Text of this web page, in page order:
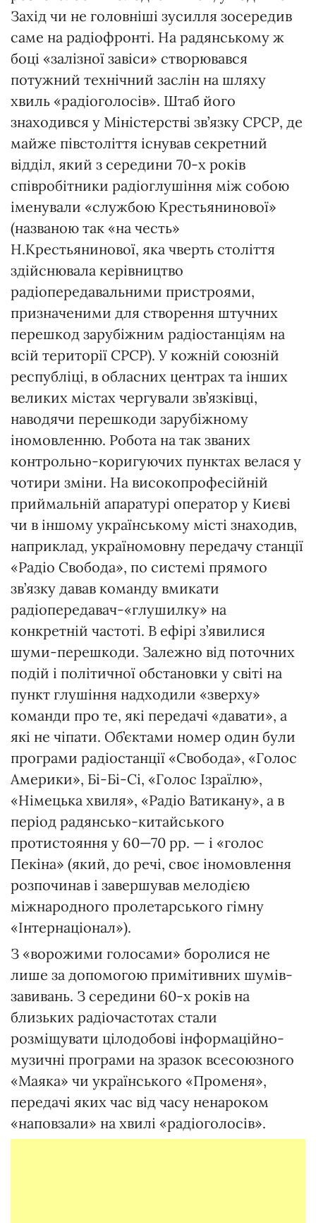
Захід чи не головніші зусилля зосередив
саме на радіофронті. На радянському ж
боці «залізної завіси» створювався
потужний технічний заслін на шляху
хвиль «радіоголосів». Штаб його
знаходився у Міністерстві зв’язку СРСР, де
майже півстоліття існував секретний
відділ, який з середини 70-х років
співробітники радіоглушіння між собою
іменували «службою Крестьянинової»
(названою так «на честь»
Н.Крестьянинової, яка чверть століття
здійснювала керівництво
радіопередавальними пристроями,
призначеними для створення штучних
перешкод зарубіжним радіостанціям на
всій території СРСР). У кожній союзній
республіці, в обласних центрах та інших
великих містах чергували зв’язківці,
наводячи перешкоди зарубіжному
іномовленню. Робота на так званих
контрольно-коригуючих пунктах велася у
чотири зміни. На високопрофесійній
приймальній апаратурі оператор у Києві
чи в іншому українському місті знаходив,
наприклад, україномовну передачу станції
«Радіо Свобода», по системі прямого
зв’язку давав команду вмикати
радіопередавач-«глушилку» на
конкретній частоті. В ефірі з’явилися
шуми-перешкоди. Залежно від поточних
подій і політичної обстановки у світі на
пункт глушіння надходили «зверху»
команди про те, які передачі «давати», а
які не чіпати. Об’єктами номер один були
програми радіостанції «Свобода», «Голос
Америки», Бі-Бі-Сі, «Голос Ізраїлю»,
«Німецька хвиля», «Радіо Ватикану», а в
період радянсько-китайського
протистояння у 60—70 рр. — і «голос
Пекіна» (який, до речі, своє іномовлення
розпочинав і завершував мелодією
міжнародного пролетарського гімну
«Інтернаціонал»).
З «ворожими голосами» боролися не
лише за допомогою примітивних шумів-
завивань. З середини 60-х років на
близьких радіочастотах стали
розміщувати цілодобові інформаційно-
музичні програми на зразок всесоюзного
«Маяка» чи українського «Променя»,
передачі яких час від часу ненароком
«наповзали» на хвилі «радіоголосів».